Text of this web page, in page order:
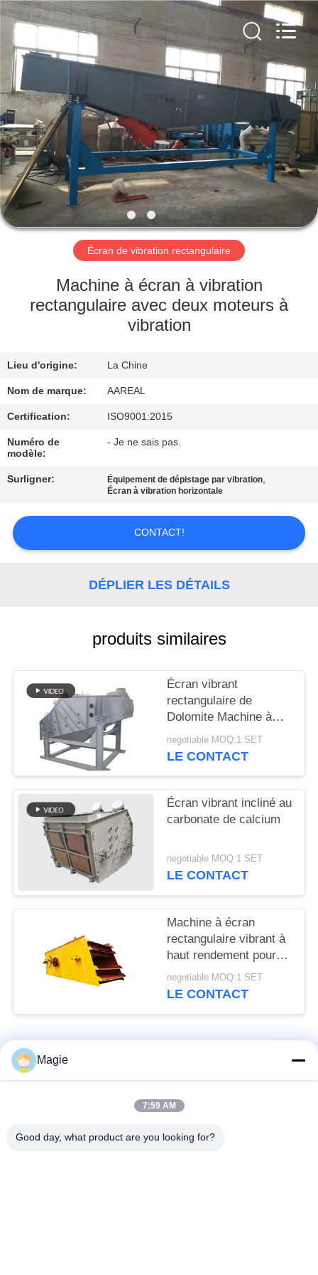
À
LA
MAISON
PRODUITS
À
PROPOS
NOUS
L'USINE
CONTRÔLE
DE
QUALITÉ
NOUS
CONTACTER
PLAN
DU
SITE
PRIVACY
POLICY
2026
Xinxiang
AAREAL
Machine
Rights
Reserved.
Écran de vibration rectangulaire
Machine à écran à vibration
rectangulaire avec deux moteurs à
vibration
Lieu d'origine: La Chine
Nom de marque: AAREAL
Certification: ISO9001:2015
Numéro de
modèle:
- Je ne sais pas.
Surligner: Équipement de dépistage par vibration,
Écran à vibration horizontale
CONTACT!
DÉPLIER LES DÉTAILS
produits similaires
Écran vibrant
rectangulaire de
Dolomite Machine à
écran de probabilité
Sieve Mogensen
negotiable MOQ:1 SET
LE CONTACT
Écran vibrant incliné au
carbonate de calcium
negotiable MOQ:1 SET
LE CONTACT
Machine à écran
rectangulaire vibrant à
haut rendement pour
matériaux de
construction
negotiable MOQ:1 SET
LE CONTACT
Catégories populaires
Tamis rotatoire
Magie
7:59 AM
Good day, what product are you looking for?